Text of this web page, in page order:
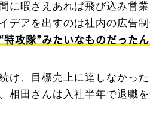
に暇さえあれば飛び込み営
デアを出すのは社内の広告
特攻隊”みたいなものだった
け、目標売上に達しなかっ
相田さんは入社半年で退職